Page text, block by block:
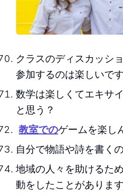
クラスのディスカッシ
参加するのは楽しいで
数学は楽しくてエキサ
と思う？
教室でのゲームを楽し
自分で物語や詩を書く
地域の人々を助けるた
動をしたことがありま